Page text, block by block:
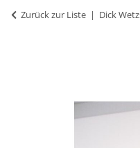
Zurück zur Liste Dick